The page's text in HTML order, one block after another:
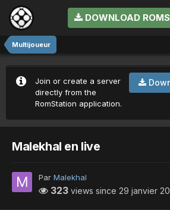
DOWNLOAD
Multijoueur
Join or create a server
directly from the
RomStation application.
Malekhal en live
Par Malekhal
323 views since 29 janvier